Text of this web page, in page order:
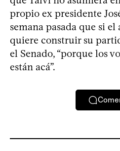
propio ex presidente
semana pasada que si
quiere construir su
el Senado, “porque los
están acá”.